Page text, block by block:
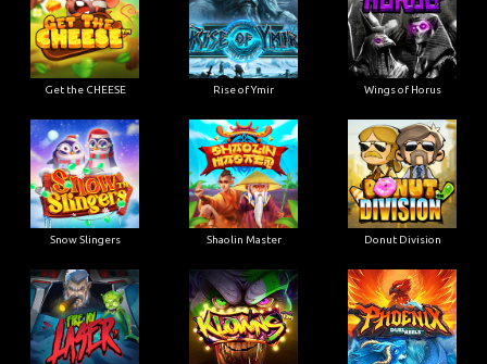
Get the CHEESE Rise of Ymir Wings of Horus
Snow Slingers Shaolin Master Donut Division